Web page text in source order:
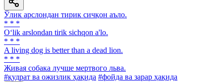
Ўлик арслондан тирик сичқон аъло.
* * *
O‘lik arslondan tirik sichqon a'lo.
* * *
A living dog is better than a dead lion.
* * *
Живая собака лучше мертвого льва.
#қудрат ва ожизлик ҳақида #фойда ва зарар ҳақида